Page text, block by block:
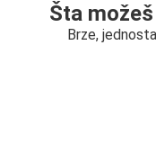
Šta
Brze,